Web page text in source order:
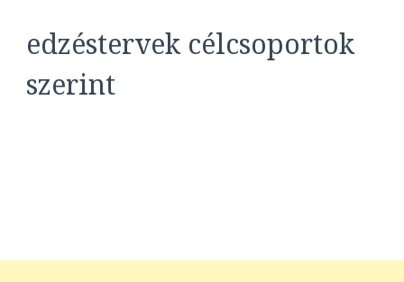
edzéstervek célcsoportok
szerint